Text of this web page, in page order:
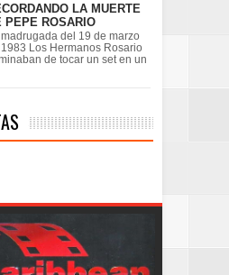
LA MUERTE
PEPE ROSARIO
madrugada del 19 de marzo
Los Hermanos Rosario
de tocar un set en un